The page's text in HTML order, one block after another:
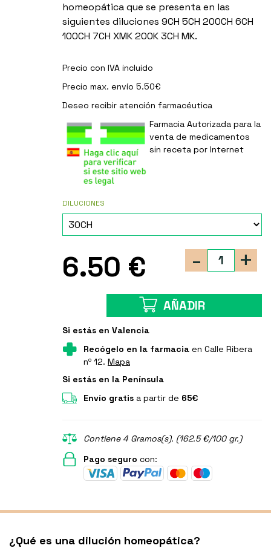
homeopática que se presenta en las
siguientes diluciones 9CH 5CH 200CH 6CH
100CH 7CH XMK 200K 3CH MK.
Precio con IVA incluido
Precio max. envío 5.50€
Deseo recibir atención farmacéutica
Farmacia Autorizada para la
venta de medicamentos
sin receta por Internet
DILUCIONES
6.50 € +
-
AÑADIR
Si estás en Valencia
Recógelo en la farmacia en Calle Ribera
nº 12. Mapa
Si estás en la Península
Envío gratis a partir de 65€
Contiene 4 Gramos(s). (162.5 €/100 gr.)
Pago seguro con:
¿Qué es una dilución homeopática?